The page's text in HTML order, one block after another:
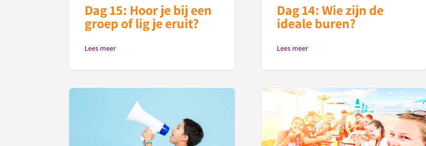
Dag 15: Hoor je bij een
groep of lig je eruit?
Lees meer
Dag 14: Wie zijn de
ideale buren?
Lees meer